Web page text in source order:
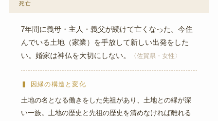
死亡
7年間に義母・主人・義父が続けて亡くなった。今住
んでいる土地（家業）を手放して新しい出発をした
い。婚家は神仏を大切にしない。
〈佐賀県・女性〉
▍ 因縁の構造と変化
土地の名となる働きをした先祖があり、土地との縁が深
い一族。土地の歴史と先祖の歴史を清めなければ離れる